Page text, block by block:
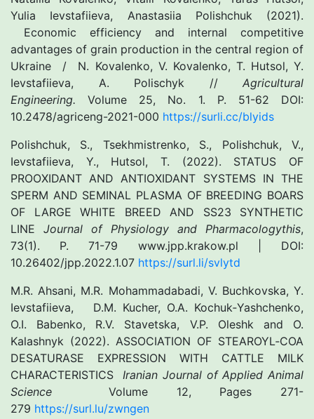
Yulia Ievstafiieva, Anastasiia Polishchuk (2021).
Economic efficiency and internal competitive
advantages of grain production in the central region of
Ukraine / N. Kovalenko, V. Kovalenko, T. Hutsol, Y.
Ievstafiieva, A. Polischyk // Agricultural
Engineering. Volume 25, No. 1. P. 51-62 DOI:
10.2478/agriceng-2021-000 https://surli.cc/blyids
Polishchuk, S., Tsekhmistrenko, S., Polishchuk, V.,
Ievstafiieva, Y., Hutsol, T. (2022). STATUS OF
PROOXIDANT AND ANTIOXIDANT SYSTEMS IN THE
SPERM AND SEMINAL PLASMA OF BREEDING BOARS
OF LARGE WHITE BREED AND SS23 SYNTHETIC
LINE Journal of Physiology and Pharmacologythis,
73(1). P. 71-79 www.jpp.krakow.pl | DOI:
10.26402/jpp.2022.1.07 https://surl.li/svlytd
M.R. Ahsani, M.R. Mohammadabadi, V. Buchkovska, Y.
Ievstafiieva, D.M. Kucher, O.A. Kochuk‐Yashchenko,
O.I. Babenko, R.V. Stavetska, V.P. Oleshk and O.
Kalashnyk (2022). ASSOCIATION OF STEAROYL‐COA
DESATURASE EXPRESSION WITH CATTLE MILK
CHARACTERISTICSIranian Journal of Applied Animal
Science Volume 12, Pages 271-
279 https://surl.lu/zwngen